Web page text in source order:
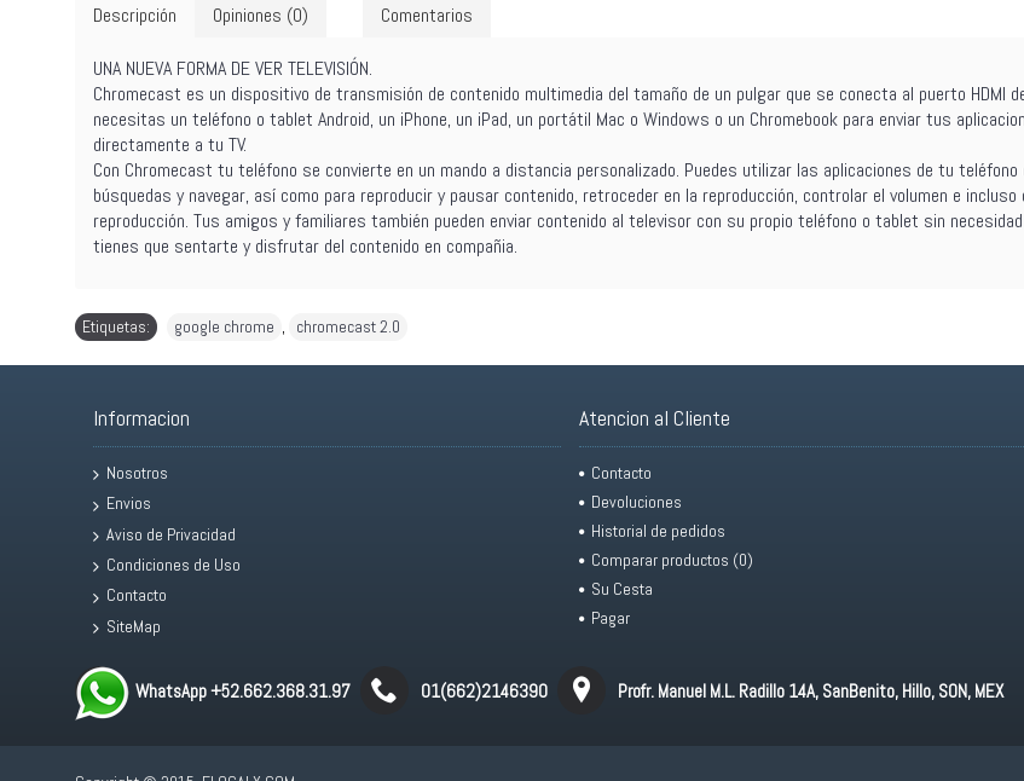
Descripción Opiniones (0) Comentarios
UNA NUEVA FORMA DE VER TELEVISIÓN.
Chromecast es un dispositivo de transmisión de contenido multimedia del tamaño de un pulgar que se conecta al puerto HDMI
necesitas un teléfono o tablet Android, un iPhone, un iPad, un portátil Mac o Windows o un Chromebook para enviar tus
directamente a tu TV.
Con Chromecast tu teléfono se convierte en un mando a distancia personalizado. Puedes utilizar las aplicaciones de tu teléfono
búsquedas y navegar, así como para reproducir y pausar contenido, retroceder en la reproducción, controlar el volumen e
reproducción. Tus amigos y familiares también pueden enviar contenido al televisor con su propio teléfono o tablet sin
tienes que sentarte y disfrutar del contenido en compañia.
Etiquetas: google chrome , chromecast 2.0
Informacion
Nosotros
Envios
Aviso de Privacidad
Condiciones de Uso
Contacto
SiteMap
Atencion al Cliente
Contacto
Devoluciones
Historial de pedidos
Comparar productos (0)
Su Cesta
Pagar
WhatsApp +52.662.368.31.97 01(662)2146390 Profr. Manuel M.L. Radillo 14A, SanBenito, Hillo, SON, MEX